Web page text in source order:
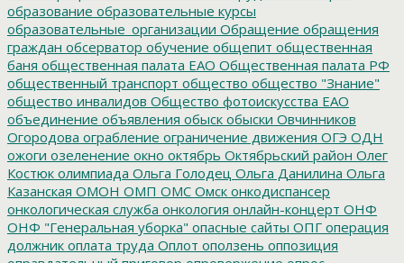
образование образовательные курсы
образовательные_организации Обращение обращения
граждан обсерватор обучение общепит общественная
баня общественная палата ЕАО Общественная палата РФ
общественный транспорт общество общество "Знание"
общество инвалидов Общество фотоискусства ЕАО
объединение объявления обыск обыски Овчинников
Огородова ограбление ограничение движения ОГЭ ОДН
ожоги озеленение окно октябрь Октябрьский район Олег
Костюк олимпиада Ольга Голодец Ольга Данилина Ольга
Казанская ОМОН ОМП ОМС Омск онкодиспансер
онкологическая служба онкология онлайн-концерт ОНФ
ОНФ "Генеральная уборка" опасные сайты ОПГ операция
должник оплата труда Оплот оползень оппозиция